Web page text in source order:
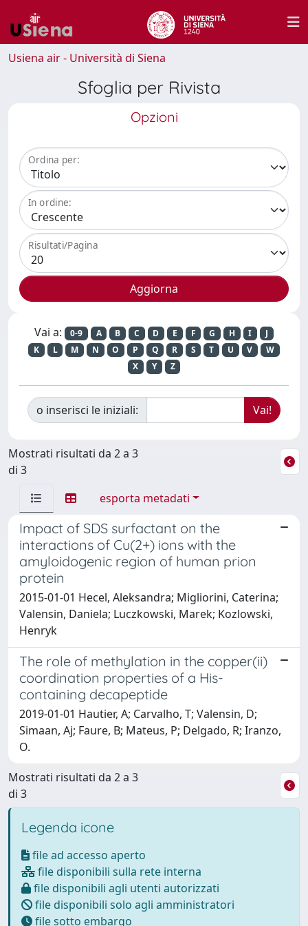
Usiena air - Università di Siena
Sfoglia per Rivista
Opzioni
Ordina per:
In ordine:
Risultati/Pagina
Vai a: 0-9 A B C D E F G H I
J
K
L M N O P Q R S T U V
W
X
Y Z
o inserisci le iniziali:
Mostrati risultati da 2 a 3
di 3
esporta metadati
Impact of SDS surfactant on the
interactions of Cu(2+) ions with the
amyloidogenic region of human prion
protein
2015-01-01 Hecel, Aleksandra; Migliorini, Caterina;
Valensin, Daniela; Luczkowski, Marek; Kozlowski,
Henryk
The role of methylation in the copper(ii)
coordination properties of a His-
containing decapeptide
2019-01-01 Hautier, A; Carvalho, T; Valensin, D;
Simaan, Aj; Faure, B; Mateus, P; Delgado, R; Iranzo,
O.
Mostrati risultati da 2 a 3
di 3
Legenda icone
file ad accesso aperto
file disponibili sulla rete interna
file disponibili agli utenti autorizzati
file disponibili solo agli amministratori
file sotto embargo